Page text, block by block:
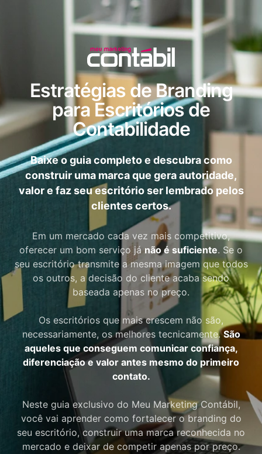
Estratégias de Branding
para Escritórios de
Contabilidade
Baixe o guia completo e descubra como
construir uma marca que gera autoridade,
valor e faz seu escritório ser lembrado pelos
clientes certos.
Em um mercado cada vez mais competitivo,
oferecer um bom serviço jánão é suficiente. Se o
seu escritório transmite a mesma imagem que todos
os outros, a decisão do cliente acaba sendo
baseada apenas no preço.
Os escritórios que mais crescem não são,
necessariamente, os melhores tecnicamente.São
aqueles que conseguem comunicar confiança,
diferenciação e valor antes mesmo do primeiro
contato.
Neste guia exclusivo do Meu Marketing Contábil,
você vai aprender como fortalecer o branding do
seu escritório, construir uma marca reconhecida no
mercado e deixar de competir apenas por preço.